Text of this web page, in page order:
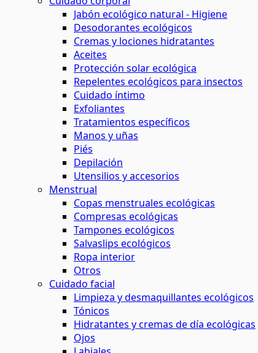
Jabón ecológico natural - Higiene
Desodorantes ecológicos
Cremas y lociones hidratantes
Aceites
Protección solar ecológica
Repelentes ecológicos para insectos
Cuidado íntimo
Exfoliantes
Tratamientos específicos
Manos y uñas
Piés
Depilación
Utensilios y accesorios
Menstrual
Copas menstruales ecológicas
Compresas ecológicas
Tampones ecológicos
Salvaslips ecológicos
Ropa interior
Otros
Cuidado facial
Limpieza y desmaquillantes ecológicos
Tónicos
Hidratantes y cremas de día ecológicas
Ojos